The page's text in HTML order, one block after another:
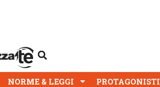
NORME & LEGGI PROTAGONISTI